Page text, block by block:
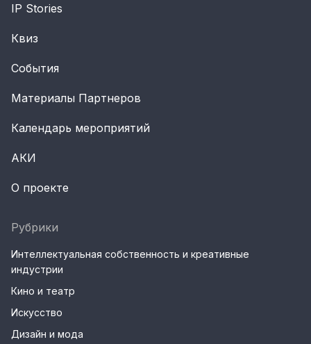
IP Stories
Квиз
События
Материалы Партнеров
Календарь мероприятий
АКИ
О проекте
Рубрики
Интеллектуальная собственность и креативные
индустрии
Кино и театр
Искусство
Дизайн и мода